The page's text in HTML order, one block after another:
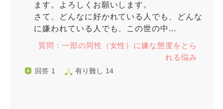
ます。よろしくお願いします。
さて、どんなに好かれている人でも、どんな
に嫌われている人でも、この世の中...
質問：一部の同性（女性）に嫌な態度をとら
れる悩み
回答 1 有り難し 14